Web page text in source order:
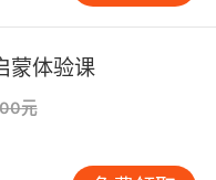
蒙体验课
元